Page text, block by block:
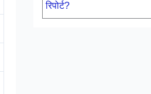
रिपोर्ट?